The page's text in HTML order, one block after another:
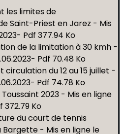
les limites de
Saint-Priest en Jarez - Mis
Pdf 377.94 Ko
de la limitation à 30 kmh -
Pdf 70.48 Ko
du 12 au 15 juillet -
Pdf 74.78 Ko
2023 - Mis en ligne
372.79 Ko
du court de tennis
Bargette - Mis en ligne le